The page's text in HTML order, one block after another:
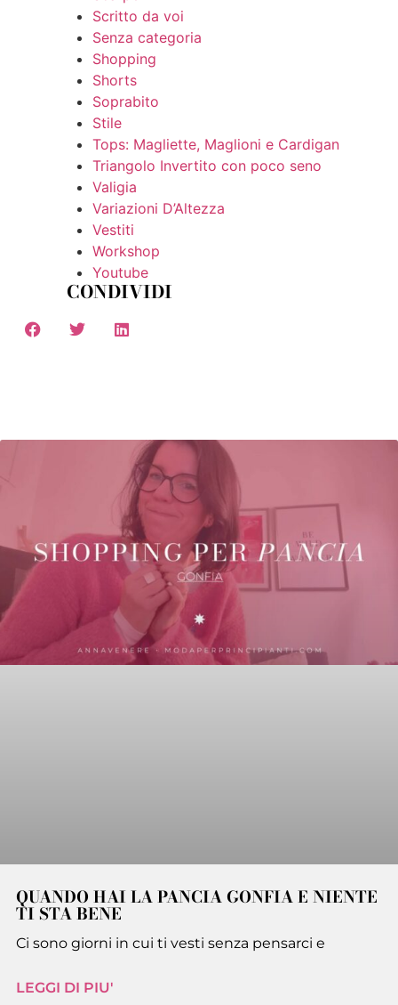
Scritto da voi
Senza categoria
Shopping
Shorts
Soprabito
Stile
Tops: Magliette, Maglioni e Cardigan
Triangolo Invertito con poco seno
Valigia
Variazioni D’Altezza
Vestiti
Workshop
Youtube
CONDIVIDI
QUANDO HAI LA PANCIA GONFIA E NIENTE
TI STA BENE
Ci sono giorni in cui ti vesti senza pensarci e
LEGGI DI PIU'